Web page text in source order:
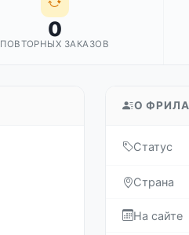
0
ПОВТОРНЫХ ЗАКАЗОВ
О
Статус
Страна
На сайте